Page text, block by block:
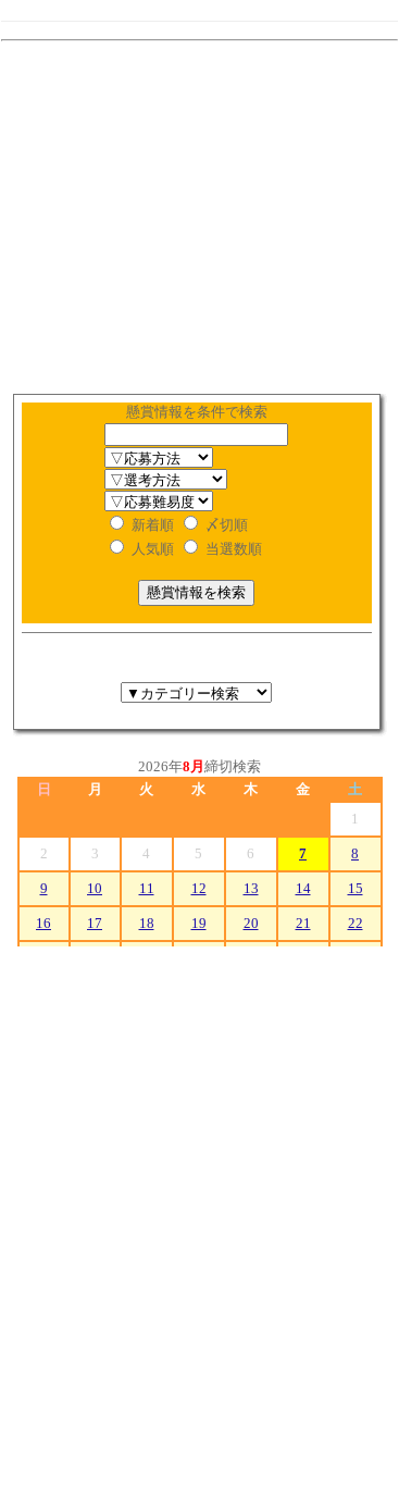
懸賞情報を条件で検索
新着順
〆切順
人気順
当選数順
2026年8月 締切検索
日
月 火 水 木 金
土
1
2 3 4 5 6 7 8
9 10 11 12 13 14 15
16 17 18 19 20 21 22